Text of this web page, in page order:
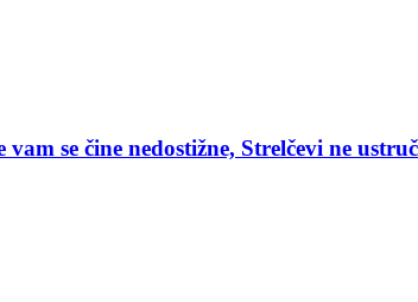
se čine nedostižne, Strelčevi ne